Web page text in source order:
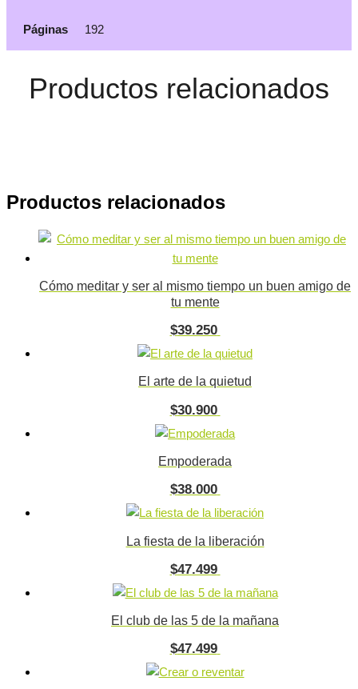
Páginas 192
Productos relacionados
Productos relacionados
Cómo meditar y ser al mismo tiempo un buen amigo de
tu mente
$39.250
El arte de la quietud
$30.900
Empoderada
$38.000
La fiesta de la liberación
$47.499
El club de las 5 de la mañana
$47.499